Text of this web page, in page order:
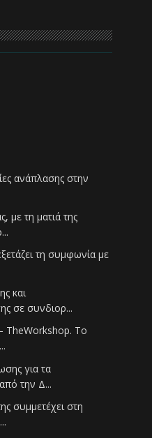
ανάπλασης στην
με τη ματιά της
τη συμφωνία με
και
σε συνδιορ...
TheWorkshop. Το
για τα
την Δ...
συμμετέχει στη